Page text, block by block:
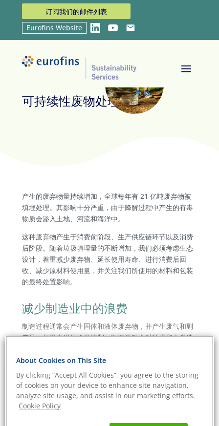
订阅我们的邮件列表
Eurofins Website
LinkedInYouTubeEmail
Sustainability Services 可持续性废物处理
可持续性废物处理
产生的废弃物量持续增加，全球每年有 21 亿吨废弃物被
填埋处理。其影响十分严重，由于降解过程中产生的有毒
物质会渗入土地、河流和海洋中。
这种废弃物产生于消费前阶段、生产供应链环节以及消费
后阶段。随着垃圾填埋量的不断增加，我们必须考虑生态
设计，着重减少废弃物、延长使用寿命、进行消费后回
收、减少原材料使用量，并关注我们所使用的材料和包装
的最终处置影响。
减少制造业中的浪费
制造过程通常会产生固体和液体废弃物，并产生废气和副
产品。如果未得到恰当控制，制造活动会对环境和人类造
可持续性正朝着耐用性和可修复性方向发展，逐渐摒弃“一
次性消费主义”。要想对各类产品进行符合这些标准的比
较，就必须制定相应的衡量标准和指标。
About Cookies on This Site
By clicking “Accept All Cookies”, you agree to the storing
of cookies on your device to enhance site navigation,
analyze site usage, and assist in our marketing efforts.
Cookie Policy